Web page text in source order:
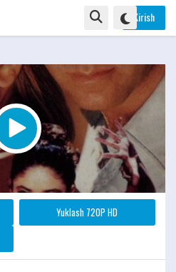
Kirish
Yuklash 720P HD